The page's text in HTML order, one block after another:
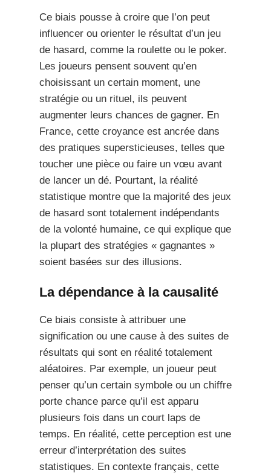
Ce biais pousse à croire que l’on peut
influencer ou orienter le résultat d’un jeu
de hasard, comme la roulette ou le poker.
Les joueurs pensent souvent qu’en
choisissant un certain moment, une
stratégie ou un rituel, ils peuvent
augmenter leurs chances de gagner. En
France, cette croyance est ancrée dans
des pratiques supersticieuses, telles que
toucher une pièce ou faire un vœu avant
de lancer un dé. Pourtant, la réalité
statistique montre que la majorité des jeux
de hasard sont totalement indépendants
de la volonté humaine, ce qui explique que
la plupart des stratégies « gagnantes »
soient basées sur des illusions.
La dépendance à la causalité
Ce biais consiste à attribuer une
signification ou une cause à des suites de
résultats qui sont en réalité totalement
aléatoires. Par exemple, un joueur peut
penser qu’un certain symbole ou un chiffre
porte chance parce qu’il est apparu
plusieurs fois dans un court laps de
temps. En réalité, cette perception est une
erreur d’interprétation des suites
statistiques. En contexte français, cette